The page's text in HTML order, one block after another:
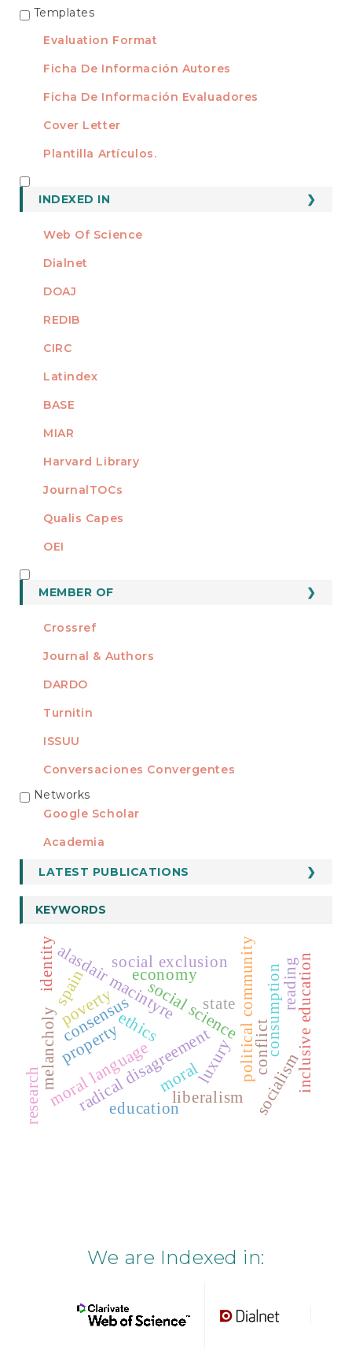
TEMPLATES
Templates
Evaluation Format
Ficha De Información Autores
Ficha De Información Evaluadores
Cover Letter
Plantilla Artículos.
INDEXED IN
Web Of Science
Dialnet
DOAJ
REDIB
CIRC
Latindex
BASE
MIAR
Harvard Library
JournalTOCs
Qualis Capes
OEI
MEMBER OF
Crossref
Journal & Authors
DARDO
Turnitin
ISSUU
Conversaciones Convergentes
REDES
Networks
Google Scholar
Academia
LATEST PUBLICATIONS
KEYWORDS
alasdair macintyresocial sciencepolitical communityconflict
consensus
radical disagreement
ethics
moral language luxury
consumption
moral
economy
melancholy
liberalism
property
socialism
state
education
social exclusion
poverty
research
inclusive education
reading
identityspain
We are Indexed in: